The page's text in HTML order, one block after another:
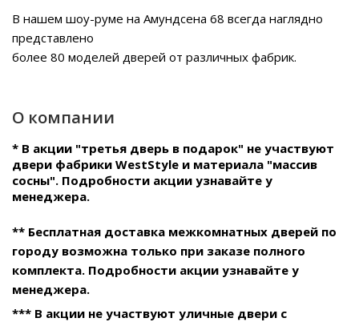
В нашем шоу-руме на Амундсена 68 всегда наглядно
представлено
более 80 моделей дверей от различных фабрик.
О компании
* В акции "третья дверь в подарок" не участвуют
двери фабрики WestStyle и материала "массив
сосны". Подробности акции узнавайте у
менеджера.
** Бесплатная доставка межкомнатных дверей по
городу возможна только при заказе полного
комплекта. Подробности акции узнавайте у
менеджера.
*** В акции не участвуют уличные двери с